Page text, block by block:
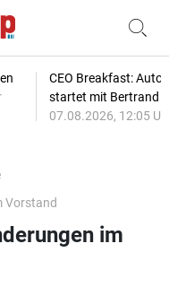
CEO Breakfast:
startet mit Bertrand
07.08.2026, 12:05
Vorstand
im